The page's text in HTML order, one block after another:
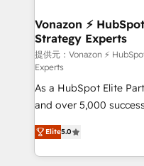
➤ L’intégration de
pour aligner les
support client (data
audit et maintenance) ➤ La création de sites internet
de conversion qui
opportunités d'affaires ➤ La mise en place
stratégies d'acquisition
inbound,
emailing) Informations clés : - 10 ans d'expérience -
Vonazon ⚡
Strategy Experts
提供元：Vonazon ⚡
Experts
As a HubSpot Elite
and over 5,000
Vonazon turns
measurable, scalable
enterprise-grade
Elite5.0